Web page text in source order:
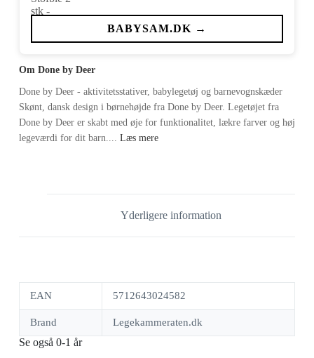
BABYSAM.DK →
Om Done by Deer
Done by Deer - aktivitetsstativer, babylegetøj og barnevognskæder
Skønt, dansk design i børnehøjde fra Done by Deer. Legetøjet fra
Done by Deer er skabt med øje for funktionalitet, lækre farver og høj
legeværdi for dit barn.... Læs mere
Yderligere information
EAN 5712643024582
Brand Legekammeraten.dk
Se også 0-1 år